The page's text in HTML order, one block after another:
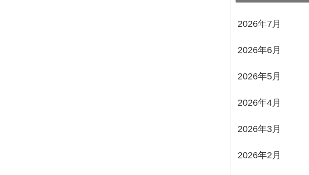
2026年7月
2026年6月
2026年5月
2026年4月
2026年3月
2026年2月